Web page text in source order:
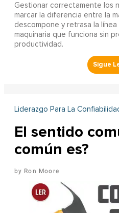
Gestionar correctamente los
marcar la diferencia entre la
descompone y retrasa la línea
maquinaria que funciona sin
productividad.
Liderazgo Para La
El sentido
común es?
Ron Moore